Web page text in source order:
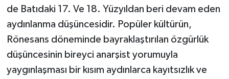
de Batıdaki 17. Ve 18. Yüzyıldan beri devam eden
aydınlanma düşüncesidir. Popüler kültürün,
Rönesans döneminde bayraklaştırılan özgürlük
düşüncesinin bireyci anarşist yorumuyla
yaygınlaşması bir kısım aydınlarca kayıtsızlık ve